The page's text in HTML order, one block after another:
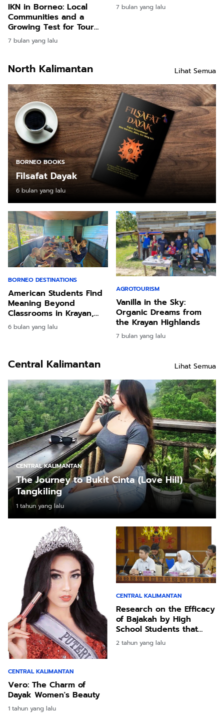
IKN in Borneo: Local
Communities and a
Growing Test for Tour
and Travel”
7 bulan yang lalu
7 bulan yang lalu
North Kalimantan Lihat Semua
BORNEO BOOKS
Filsafat Dayak
6 bulan yang lalu
BORNEO DESTINATIONS
American Students Find
Meaning Beyond
Classrooms in Krayan,
North Kalimantan
6 bulan yang lalu
AGROTOURISM
Vanilla in the Sky:
Organic Dreams from
the Krayan Highlands
7 bulan yang lalu
Central Kalimantan Lihat Semua
CENTRAL KALIMANTAN
The Journey to Bukit Cinta (Love Hill)
Tangkiling
1 tahun yang lalu
CENTRAL KALIMANTAN
Vero: The Charm of
Dayak Women's Beauty
1 tahun yang lalu
CENTRAL KALIMANTAN
Research on the Efficacy
of Bajakah by High
School Students that
Stirred Attention
2 tahun yang lalu